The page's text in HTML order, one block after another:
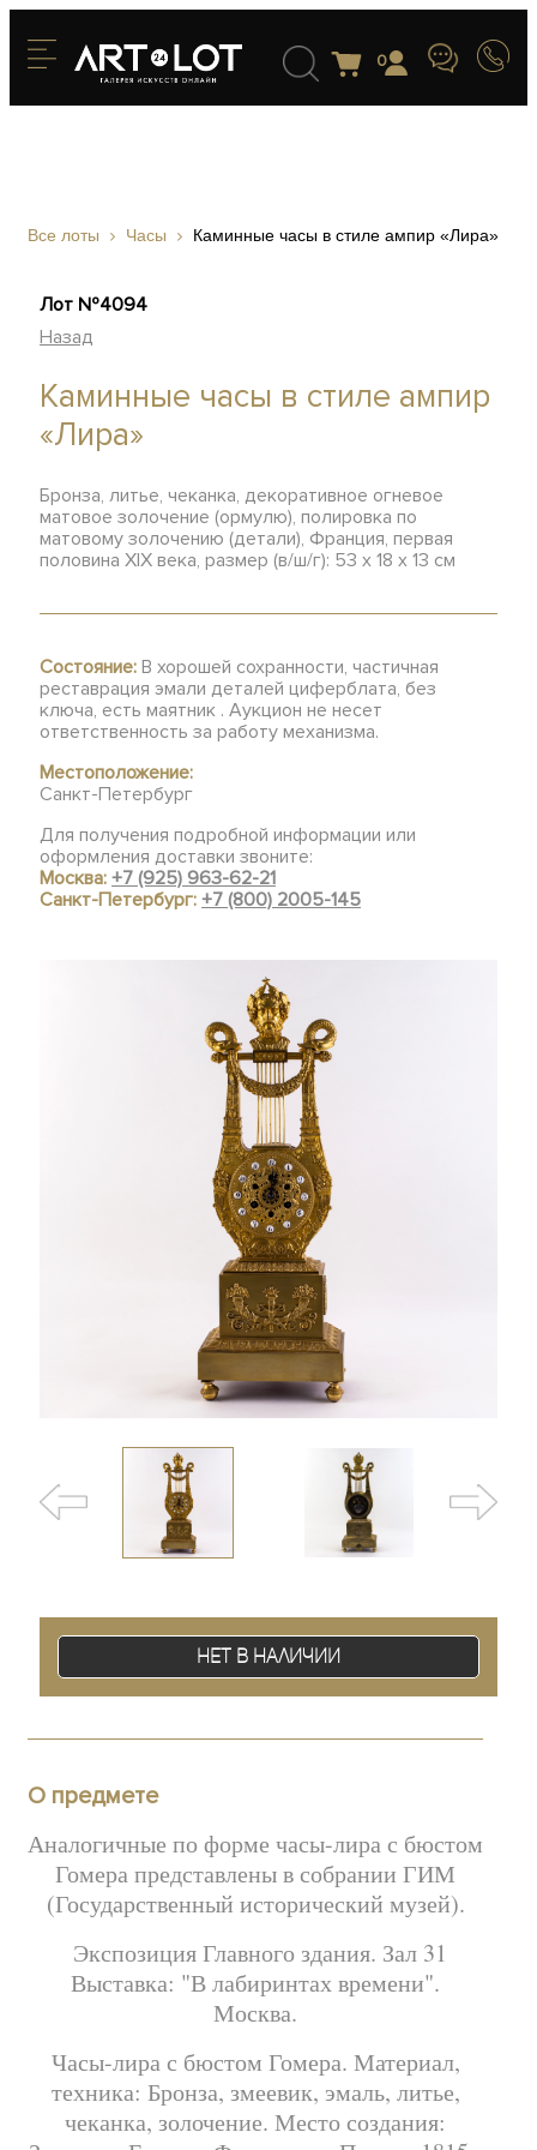
0
Все лоты Часы Каминные часы в стиле ампир «Лира»
Лот №4094
Назад
Каминные часы в стиле ампир
«Лира»
Бронза, литье, чеканка, декоративное огневое
матовое золочение (ормулю), полировка по
матовому золочению (детали), Франция, первая
половина ХIХ века, размер (в/ш/г): 53 х 18 х 13 см
Состояние: В хорошей сохранности, частичная
реставрация эмали деталей циферблата, без
ключа, есть маятник . Аукцион не несет
ответственность за работу механизма.
Местоположение:
Санкт-Петербург
Для получения подробной информации или
оформления доставки звоните:
Москва:+7 (925) 963-62-21
Санкт-Петербург:+7 (800) 2005-145
Нет в наличии
О предмете
Аналогичные по форме часы-лира с бюстом
Гомера представлены в собрании ГИМ
(Государственный исторический музей).
Экспозиция Главного здания. Зал 31
Выставка: "В лабиринтах времени".
Москва.
Часы-лира с бюстом Гомера. Материал,
техника: Бронза, змеевик, эмаль, литье,
чеканка, золочение. Место создания: